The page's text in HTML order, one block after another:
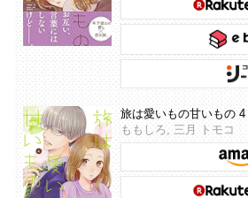
旅は愛いもの甘いもの
ももしろ, 三月 トモコ